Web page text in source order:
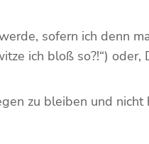
sofern ich denn
ich bloß so?!“)
zu bleiben und